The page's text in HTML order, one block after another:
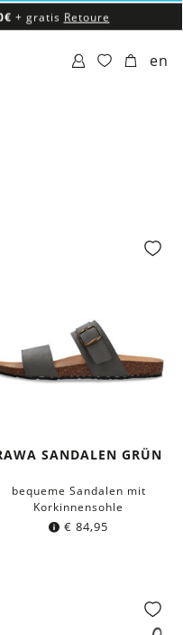
+ gratis Retoure
Sortiment
en
SANDALEN GRÜN
bequeme Sandalen mit
Korkinnensohle
€ 84,95